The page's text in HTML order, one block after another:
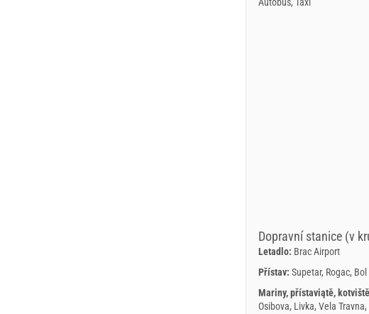
Dopravní stanice (v
Letadlo: Brac Airport
Přístav: Supetar, Rogac, Bol
Mariny, přístaviątě,
Osibova, Livka, Vela